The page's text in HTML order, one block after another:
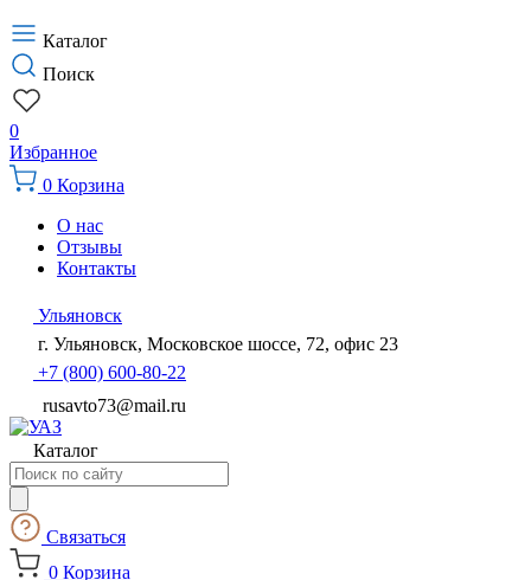
Каталог
Поиск
0
Избранное
0 Корзина
О нас
Отзывы
Контакты
Ульяновск
г. Ульяновск, Московское шоссе, 72, офис 23
+7 (800) 600-80-22
rusavto73@mail.ru
Каталог
Поиск
товаров
Связаться
0 Корзина